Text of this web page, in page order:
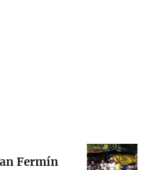
Fermín